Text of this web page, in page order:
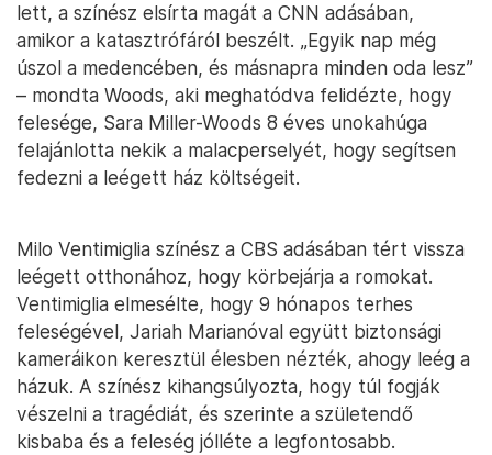
lett, a színész elsírta magát a CNN adásában,
amikor a katasztrófáról beszélt. „Egyik nap még
úszol a medencében, és másnapra minden oda lesz”
– mondta Woods, aki meghatódva felidézte, hogy
felesége, Sara Miller-Woods 8 éves unokahúga
felajánlotta nekik a malacperselyét, hogy segítsen
fedezni a leégett ház költségeit.
Milo Ventimiglia színész a CBS adásában tért vissza
leégett otthonához, hogy körbejárja a romokat.
Ventimiglia elmesélte, hogy 9 hónapos terhes
feleségével, Jariah Marianóval együtt biztonsági
kameráikon keresztül élesben nézték, ahogy leég a
házuk. A színész kihangsúlyozta, hogy túl fogják
vészelni a tragédiát, és szerinte a születendő
kisbaba és a feleség jólléte a legfontosabb.